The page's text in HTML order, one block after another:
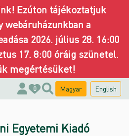
Ezúton tájékoztatjuk
webáruházunkban a
2026. július 28. 16:00
17. 8:00 óráig szünetel.
megértésüket!
0 Magyar English
Egyetemi Kiadó